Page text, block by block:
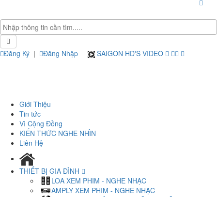
Đăng Ký | Đăng Nhập SAIGON HD'S VIDEO
Giới Thiệu
Tin tức
Vì Cộng Đồng
KIẾN THỨC NGHE NHÌN
Liên Hệ
THIẾT BỊ GIA ĐÌNH
LOA XEM PHIM - NGHE NHẠC
AMPLY XEM PHIM - NGHE NHẠC